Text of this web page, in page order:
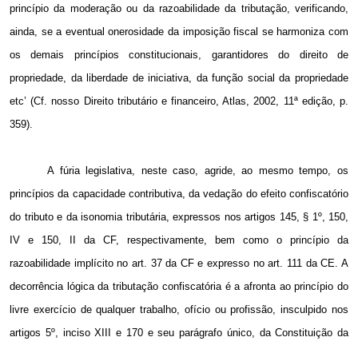
princípio da moderação ou da razoabilidade da tributação, verificando,
ainda, se a eventual onerosidade da imposição fiscal se harmoniza com
os demais princípios constitucionais, garantidores do direito de
propriedade, da liberdade de iniciativa, da função social da propriedade
etc’ (Cf. nosso Direito tributário e financeiro, Atlas, 2002, 11ª edição, p.
359).
A fúria legislativa, neste caso, agride, ao mesmo tempo, os
princípios da capacidade contributiva, da vedação do efeito confiscatório
do tributo e da isonomia tributária, expressos nos artigos 145, § 1º, 150,
IV e 150, II da CF, respectivamente, bem como o princípio da
razoabilidade implícito no art. 37 da CF e expresso no art. 111 da CE. A
decorrência lógica da tributação confiscatória é a afronta ao princípio do
livre exercício de qualquer trabalho, ofício ou profissão, insculpido nos
artigos 5º, inciso XIII e 170 e seu parágrafo único, da Constituição da